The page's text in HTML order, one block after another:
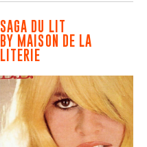
SAGA DU LIT
BY MAISON DE LA
LITERIE